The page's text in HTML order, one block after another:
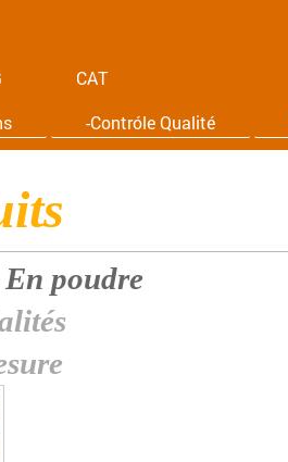
CAT
-Contróle Qualité
poudre